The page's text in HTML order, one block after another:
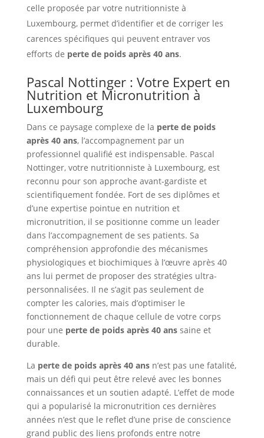
celle proposée par votre nutritionniste à
Luxembourg, permet d’identifier et de corriger les
carences spécifiques qui peuvent entraver vos
efforts de perte de poids après 40 ans.
Pascal Nottinger : Votre Expert en
Nutrition et Micronutrition à
Luxembourg
Dans ce paysage complexe de la perte de poids
après 40 ans, l’accompagnement par un
professionnel qualifié est indispensable. Pascal
Nottinger, votre nutritionniste à Luxembourg, est
reconnu pour son approche avant-gardiste et
scientifiquement fondée. Fort de ses diplômes et
d’une expertise pointue en nutrition et
micronutrition, il se positionne comme un leader
dans l’accompagnement de ses patients. Sa
compréhension approfondie des mécanismes
physiologiques et biochimiques à l’œuvre après 40
ans lui permet de proposer des stratégies ultra-
personnalisées. Il ne s’agit pas seulement de
compter les calories, mais d’optimiser le
fonctionnement de chaque cellule de votre corps
pour une perte de poids après 40 anssaine et
durable.
La perte de poids après 40 ansn’est pas une fatalité,
mais un défi qui peut être relevé avec les bonnes
connaissances et un soutien adapté. L’effet de mode
qui a popularisé la micronutrition ces dernières
années n’est que le reflet d’une prise de conscience
grand public des liens profonds entre notre